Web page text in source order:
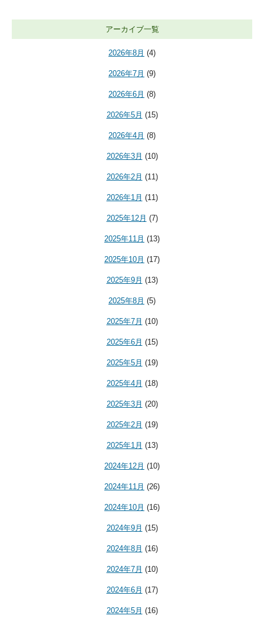
アーカイブ一覧
2026年8月 (4)
2026年7月 (9)
2026年6月 (8)
2026年5月 (15)
2026年4月 (8)
2026年3月 (10)
2026年2月 (11)
2026年1月 (11)
2025年12月 (7)
2025年11月 (13)
2025年10月 (17)
2025年9月 (13)
2025年8月 (5)
2025年7月 (10)
2025年6月 (15)
2025年5月 (19)
2025年4月 (18)
2025年3月 (20)
2025年2月 (19)
2025年1月 (13)
2024年12月 (10)
2024年11月 (26)
2024年10月 (16)
2024年9月 (15)
2024年8月 (16)
2024年7月 (10)
2024年6月 (17)
2024年5月 (16)